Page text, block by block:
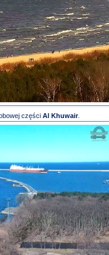
części Al Khuwair.